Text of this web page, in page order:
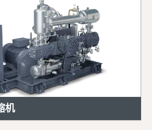
机